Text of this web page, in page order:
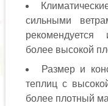
сильными
рекомендуется
более высокой
Размер и
теплиц с
более плотный